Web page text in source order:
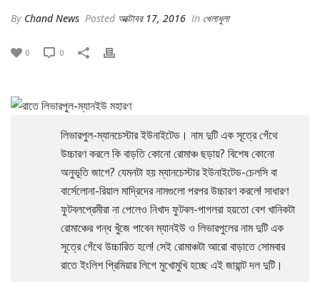
By Chand News Posted অক্টোবর 17, 2016 In খেলাধুলা
0 0
লিভারপুল-ম্যানচেস্টার ইউনাইটেড। নাম দুটি এক সূত্রে গেঁথে
উচ্চারণ করলে কি বাড়তি কোনো রোমাঞ্চ ছড়ায়? বিশেষ কোনো
অনুভূতি জাগে? যেমনটা হয় ম্যানচেস্টার ইউনাইটেড-চেলসি বা
বার্সেলোনা-রিয়াল মাদ্রিদের নামগুলো পরপর উচ্চারণ করলে! সাধারণ
ফুটবলপ্রেমীরা না পেলেও নিখাদ ফুটবল-পাগলরা হয়তো বেশ খানিকটা
রোমাঞ্চের গন্ধ খুঁজে পাবেন ম্যানইউ ও লিভারপুলের নাম দুটি এক
সূত্রে গেঁথে উচ্চারিত হলে! সেই রোমাঞ্চটা আরো বাড়াতে সোমবার
রাতে ইংলিশ প্রিমিয়ার লিগে মুখোমুখি হচ্ছে এই জায়ান্ট দল দুটি।